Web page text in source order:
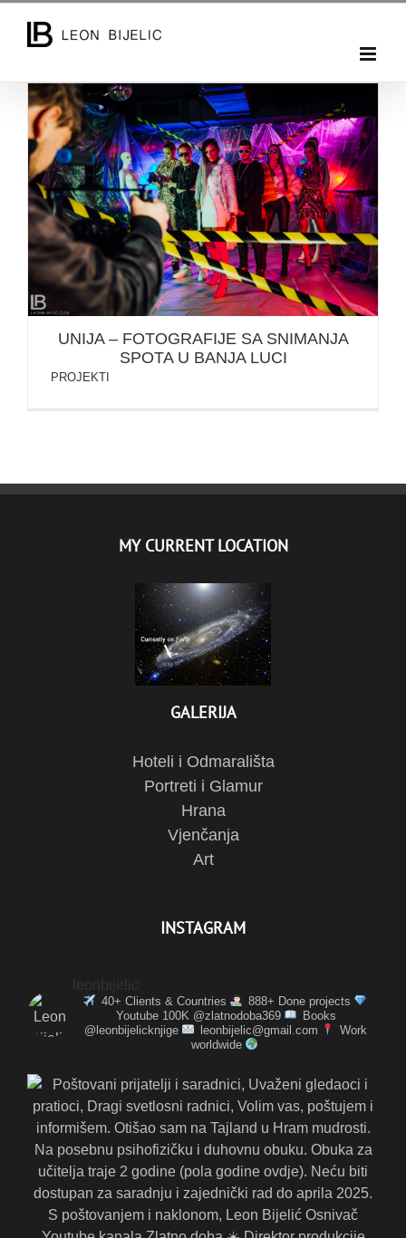
UNIJA – FOTOGRAFIJE SA SNIMANJA SPOTA U
BANJA LUCI
UNIJA – FOTOGRAFIJE SA SNIMANJA
SPOTA U BANJA LUCI
PROJEKTI
MY CURRENT LOCATION
GALERIJA
Hoteli i Odmarališta
Portreti i Glamur
Hrana
Vjenčanja
Art
INSTAGRAM
40+ Clients & Countries
888+ Done projects
Youtube 100K @zlatnodoba369
Books
@leonbijelicknjige
leonbijelic@gmail.com
Work
worldwide